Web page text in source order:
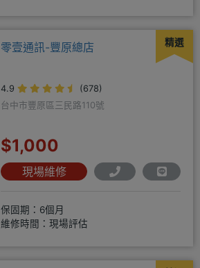
精選
零壹通訊-豐原總店
4.9
(678)
台中市豐原區三民路110號
$1,000
現場維修
保固期：6個月
維修時間：現場評估